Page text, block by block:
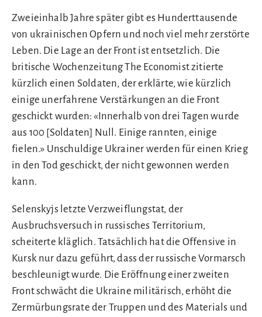
Zweieinhalb Jahre später gibt es Hunderttausende
von ukrainischen Opfern und noch viel mehr zerstörte
Leben. Die Lage an der Front ist entsetzlich. Die
britische Wochenzeitung The Economist zitierte
kürzlich einen Soldaten, der erklärte, wie kürzlich
einige unerfahrene Verstärkungen an die Front
geschickt wurden: «Innerhalb von drei Tagen wurde
aus 100 [Soldaten] Null. Einige rannten, einige
fielen.» Unschuldige Ukrainer werden für einen Krieg
in den Tod geschickt, der nicht gewonnen werden
kann.
Selenskyjs letzte Verzweiflungstat, der
Ausbruchsversuch in russisches Territorium,
scheiterte kläglich. Tatsächlich hat die Offensive in
Kursk nur dazu geführt, dass der russische Vormarsch
beschleunigt wurde. Die Eröffnung einer zweiten
Front schwächt die Ukraine militärisch, erhöht die
Zermürbungsrate der Truppen und des Materials und